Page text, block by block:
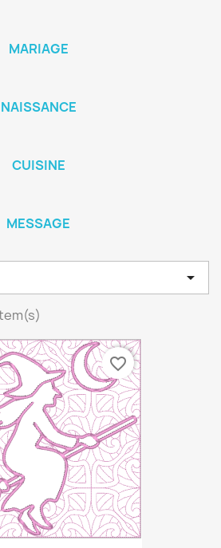
MARIAGE
NAISSANCE
CUISINE
MESSAGE

favorite_border